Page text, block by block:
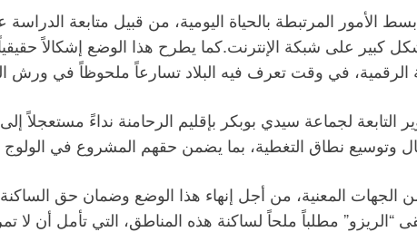
الأمور المرتبطة بالحياة اليومية، من قبيل متابعة
كبير على شبكة الإنترنت.كما يطرح هذا الوضع إشكالاً
الرقمية، في وقت تعرف فيه البلاد تسارعاً ملحوظاً في ورش
التابعة لجماعة سيدي بوبكر بإقليم الرحامنة نداءً
وتوسيع نطاق التغطية، بما يضمن حقهم المشروع في
المعنية، من أجل إنهاء هذا الوضع وضمان حق
“الريزو” مطلباً ملحاً لساكنة هذه المناطق، التي تأمل أن